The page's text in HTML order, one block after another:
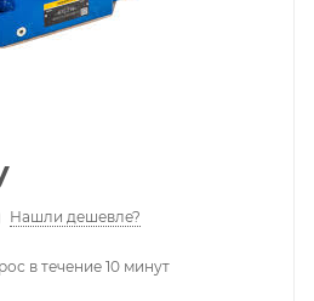
Нашли дешевле?
в течение 10 минут